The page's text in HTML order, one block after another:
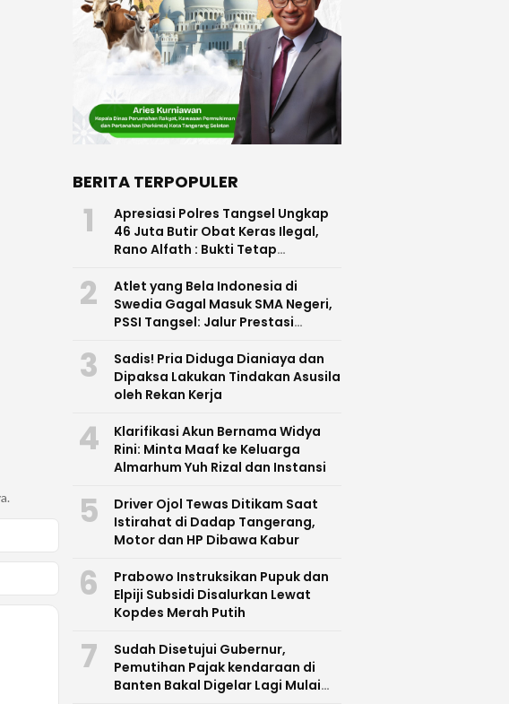
BERITA TERPOPULER
1
Apresiasi Polres Tangsel Ungkap
46 Juta Butir Obat Keras Ilegal,
Rano Alfath : Bukti Tetap
2
Atlet yang Bela Indonesia di
Swedia Gagal Masuk SMA Negeri,
PSSI Tangsel: Jalur Prestasi
3
Sadis! Pria Diduga Dianiaya dan
Dipaksa Lakukan Tindakan Asusila
oleh Rekan Kerja
4
Klarifikasi Akun Bernama Widya
Rini: Minta Maaf ke Keluarga
Almarhum Yuh Rizal dan Instansi
5
Driver Ojol Tewas Ditikam Saat
Istirahat di Dadap Tangerang,
Motor dan HP Dibawa Kabur
6
Prabowo Instruksikan Pupuk dan
Elpiji Subsidi Disalurkan Lewat
Kopdes Merah Putih
7
Sudah Disetujui Gubernur,
Pemutihan Pajak kendaraan di
Banten Bakal Digelar Lagi Mulai